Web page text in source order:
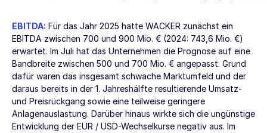
EBITDA: Für das Jahr 2025 hatte WACKER zunächst ein
EBITDA zwischen 700 und 900 Mio. € (2024: 743,6 Mio. €)
erwartet. Im Juli hat das Unternehmen die Prognose auf eine
Bandbreite zwischen 500 und 700 Mio. € angepasst. Grund
dafür waren das insgesamt schwache Marktumfeld und der
daraus bereits in der 1. Jahreshälfte resultierende Umsatz-
und Preisrückgang sowie eine teilweise geringere
Anlagenauslastung. Darüber hinaus wirkte sich die ungünstige
Entwicklung der EUR / USD-Wechselkurse negativ aus. Im